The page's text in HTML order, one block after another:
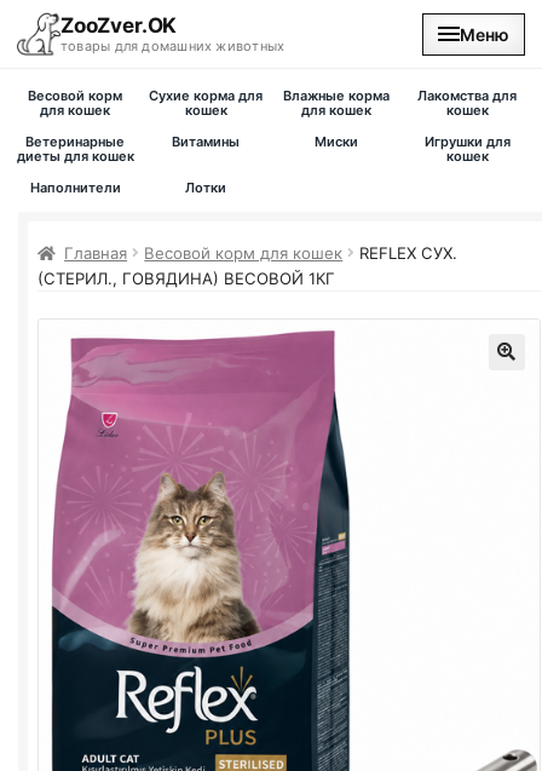
ZooZver.OK
товары для домашних животных
Меню
На главную
Весовой корм
для кошек
Сухие корма для
кошек
Влажные корма
для кошек
Лакомства для
кошек
Ветеринарные
диеты для кошек
Витамины Миски
Игрушки для
кошек
Наполнители
Лотки
Главная Весовой корм для кошек
REFLEX СУХ.
(СТЕРИЛ., ГОВЯДИНА) ВЕСОВОЙ 1КГ